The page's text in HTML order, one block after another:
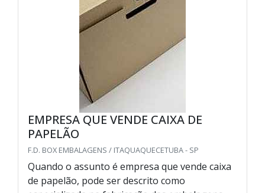
EMPRESA QUE VENDE CAIXA DE
PAPELÃO
F.D. BOX EMBALAGENS / ITAQUAQUECETUBA - SP
Quando o assunto é empresa que vende caixa
de papelão, pode ser descrito como